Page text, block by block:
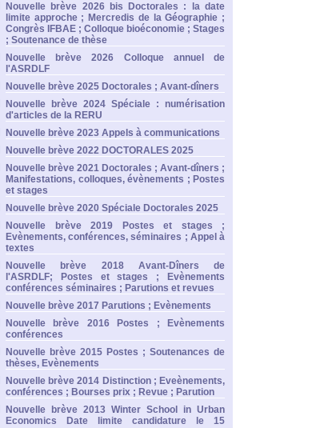
Nouvelle brève 2026 bis Doctorales : la date
limite approche ; Mercredis de la Géographie ;
Congrès IFBAE ; Colloque bioéconomie ; Stages
; Soutenance de thèse
Nouvelle brève 2026 Colloque annuel de
l'ASRDLF
Nouvelle brève 2025 Doctorales ; Avant-dîners
Nouvelle brève 2024 Spéciale : numérisation
d'articles de la RERU
Nouvelle brève 2023 Appels à communications
Nouvelle brève 2022 DOCTORALES 2025
Nouvelle brève 2021 Doctorales ; Avant-dîners ;
Manifestations, colloques, évènements ; Postes
et stages
Nouvelle brève 2020 Spéciale Doctorales 2025
Nouvelle brève 2019 Postes et stages ;
Evènements, conférences, séminaires ; Appel à
textes
Nouvelle brève 2018 Avant-Dîners de
l'ASRDLF; Postes et stages ; Evènements
conférences séminaires ; Parutions et revues
Nouvelle brève 2017 Parutions ; Evènements
Nouvelle brève 2016 Postes ; Evènements
conférences
Nouvelle brève 2015 Postes ; Soutenances de
thèses, Evènements
Nouvelle brève 2014 Distinction ; Eveènements,
conférences ; Bourses prix ; Revue ; Parution
Nouvelle brève 2013 Winter School in Urban
Economics Date limite candidature le 15